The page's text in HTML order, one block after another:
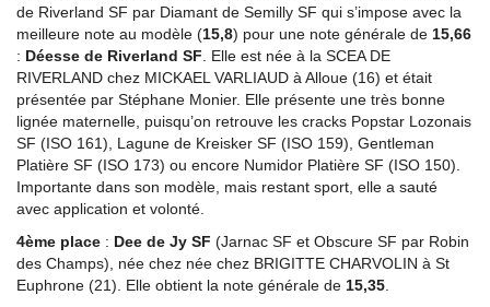
de Riverland SF par Diamant de Semilly SF qui s’impose avec la
meilleure note au modèle (15,8) pour une note générale de 15,66
: Déesse de Riverland SF . Elle est née à la SCEA DE
RIVERLAND chez MICKAEL VARLIAUD à Alloue (16) et était
présentée par Stéphane Monier. Elle présente une très bonne
lignée maternelle, puisqu’on retrouve les cracks Popstar Lozonais
SF (ISO 161), Lagune de Kreisker SF (ISO 159), Gentleman
Platière SF (ISO 173) ou encore Numidor Platière SF (ISO 150).
Importante dans son modèle, mais restant sport, elle a sauté
avec application et volonté.
4ème place : Dee de Jy SF (Jarnac SF et Obscure SF par Robin
des Champs), née chez née chez BRIGITTE CHARVOLIN à St
Euphrone (21). Elle obtient la note générale de 15,35